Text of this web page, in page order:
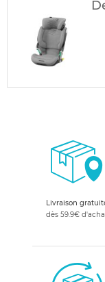
Livraison
dès 59.9€